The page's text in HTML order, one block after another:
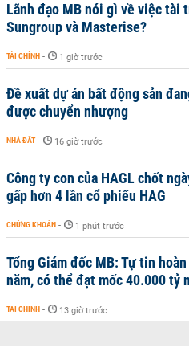
Lãnh đạo MB nói gì về việc tài
Sungroup và Masterise?
TÀI CHÍNH - 1 giờ trước
Đề xuất dự án bất động sản
được chuyển nhượng
NHÀ ĐẤT - 16 giờ trước
Công ty con của HAGL chốt
gấp hơn 4 lần cổ phiếu HAG
CHỨNG KHOÁN - 1 phút trước
Tổng Giám đốc MB: Tự tin
năm, có thể đạt mốc 40.000 tỷ
TÀI CHÍNH - 13 giờ trước